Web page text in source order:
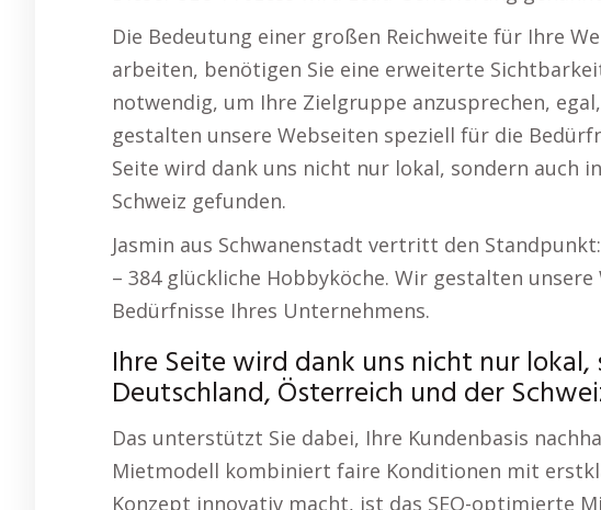
Die Bedeutung einer großen Reichweite für Ihre
arbeiten, benötigen Sie eine erweiterte
notwendig, um Ihre Zielgruppe anzusprechen,
gestalten unsere Webseiten speziell für die
Seite wird dank uns nicht nur lokal, sondern auch
Schweiz gefunden.
Jasmin aus Schwanenstadt vertritt den
– 384 glückliche Hobbyköche. Wir gestalten
Bedürfnisse Ihres Unternehmens.
Ihre Seite wird dank uns nicht nur lokal,
Deutschland, Österreich und der
Das unterstützt Sie dabei, Ihre Kundenbasis
Mietmodell kombiniert faire Konditionen mit
Konzept innovativ macht, ist das SEO-optimierte